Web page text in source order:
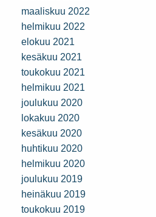
maaliskuu 2022
helmikuu 2022
elokuu 2021
kesäkuu 2021
toukokuu 2021
helmikuu 2021
joulukuu 2020
lokakuu 2020
kesäkuu 2020
huhtikuu 2020
helmikuu 2020
joulukuu 2019
heinäkuu 2019
toukokuu 2019